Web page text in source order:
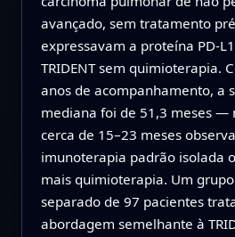
avançado, sem tratamento
expressavam a proteína
TRIDENT sem quimioterapia.
anos de acompanhamento, a
mediana foi de 51,3 meses —
cerca de 15–23 meses
imunoterapia padrão isolada
mais quimioterapia. Um
separado de 97 pacientes
abordagem semelhante à